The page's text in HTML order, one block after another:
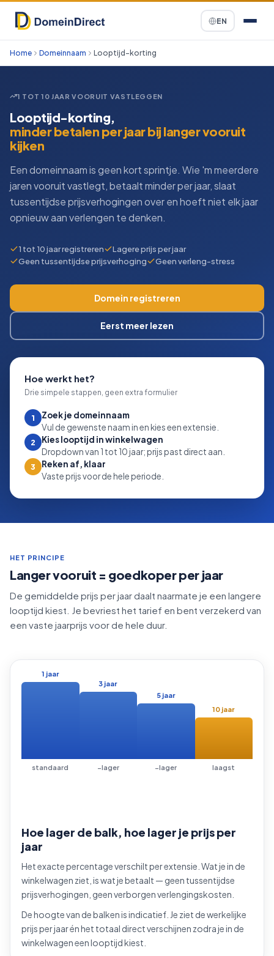
EN
Home Domeinnaam Looptijd-korting
1 TOT 10 JAAR VOORUIT VASTLEGGEN
Looptijd-korting,
minder betalen per jaar bij langer vooruit
kijken
Een domeinnaam is geen kort sprintje. Wie 'm meerdere
jaren vooruit vastlegt, betaalt minder per jaar, slaat
tussentijdse prijsverhogingen over en hoeft niet elk jaar
opnieuw aan verlengen te denken.
1 tot 10 jaar registreren
Lagere prijs per jaar
Geen tussentijdse prijsverhoging
Geen verleng-stress
Domein registreren
Eerst meer lezen
Hoe werkt het?
Drie simpele stappen, geen extra formulier
1
Zoek je domeinnaam
Vul de gewenste naam in en kies een extensie.
2
Kies looptijd in winkelwagen
Dropdown van 1 tot 10 jaar; prijs past direct aan.
3
Reken af, klaar
Vaste prijs voor de hele periode.
HET PRINCIPE
Langer vooruit = goedkoper per jaar
De gemiddelde prijs per jaar daalt naarmate je een langere
looptijd kiest. Je bevriest het tarief en bent verzekerd van
een vaste jaarprijs voor de hele duur.
1 jaar
standaard
3 jaar
−lager
5 jaar
−lager
10 jaar
laagst
Hoe lager de balk, hoe lager je prijs per
jaar
Het exacte percentage verschilt per extensie. Wat je in de
winkelwagen ziet, is wat je betaalt — geen tussentijdse
prijsverhogingen, geen verborgen verlengingskosten.
De hoogte van de balken is indicatief. Je ziet de werkelijke
prijs per jaar én het totaal direct verschijnen zodra je in de
winkelwagen een looptijd kiest.